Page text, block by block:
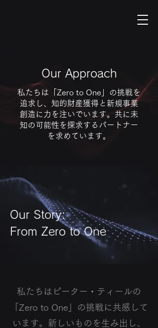
Our Approach
私たちは「Zero to One」の挑戦を
追求し、知的財産獲得と新規事業
創造に力を注いでいます。共に未
知の可能性を探求するパートナー
を求めています。
Our Story:
From Zero to One
私たちはピーター・ティールの
「Zero to One」の挑戦に共感して
います。新しいものを生み出し、